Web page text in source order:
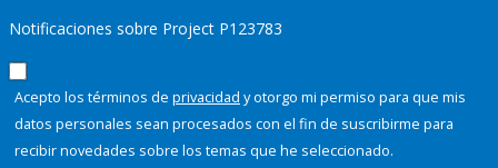
Notificaciones sobre Project P123783
Acepto los términos de privacidad y otorgo mi permiso para que mis
datos personales sean procesados con el fin de suscribirme para
recibir novedades sobre los temas que he seleccionado.